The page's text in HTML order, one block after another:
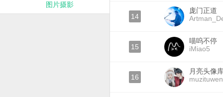
图片摄影
14
庞门正道
15
喵呜不停
iMiao5
16
月亮头像